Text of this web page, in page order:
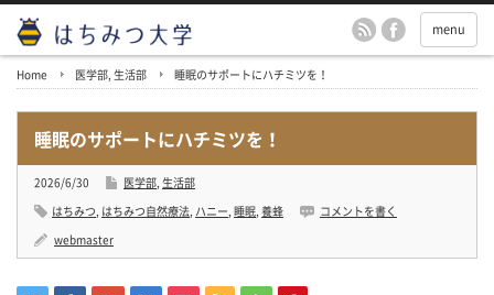
menu
Home 医学部, 生活部 睡眠のサポートにハチミツを！
睡眠のサポートにハチミツを！
2026/6/30 医学部, 生活部
はちみつ, はちみつ自然療法, ハニー, 睡眠, 養蜂
コメントを書く
webmaster